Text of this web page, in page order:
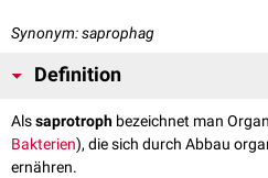
Synonym: saprophag
Definition
Alssaprotroph bezeichnet man
Bakterien), die sich durch Abbau
ernähren.